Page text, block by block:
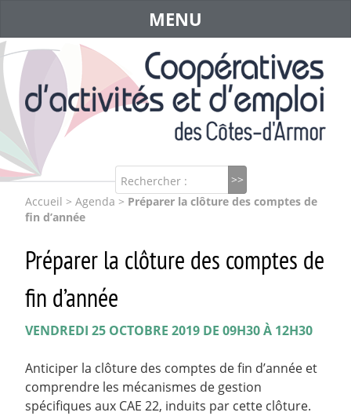
Rechercher :
MENU
Accueil > Agenda > Préparer la clôture des comptes de
fin d’année
Préparer la clôture des comptes de
fin d’année
VENDREDI 25 OCTOBRE 2019 DE 09H30 À 12H30
Anticiper la clôture des comptes de fin d’année et
comprendre les mécanismes de gestion
spécifiques aux CAE 22, induits par cette clôture.